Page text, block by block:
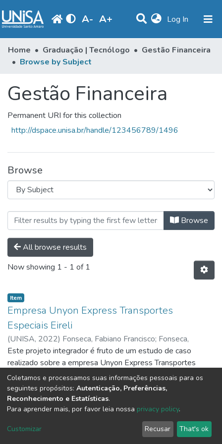
A- A+ Log In (current)
Communities & Collections
Produção Docente
Periodicals
Home Graduação | Tecnólogo
Gestão Financeira
Browse by Subject
Gestão Financeira
Permanent URI for this collection
http://dspace.unisa.br/handle/123456789/1496
Browse
Browsing Gestão Financeira by
Browse
All browse results
Now showing 1 - 1 of 1
Item
Empresa Unyon Express Transportes
Especiais Eireli
(UNISA, 2022) Fonseca, Fabiano Francisco; Fonseca,
Francine Rosseti da Silva
Este projeto integrador é fruto de um estudo de caso
realizado sobre a empresa Unyon Express Transportes
Especiais Eireli e teve como objetivo analisar a empresa de
forma sistêmica visando identificar ações adotadas ao longo
do tempo para que a empresa pudesse permanecer no
mercado de atuação em que está inserida e também buscar
espaço para crescimento nesse mercado. A empresa
analisada atua no ramo de transporte, e aplicando de forma
Show more
DSpace software copyright © 2002-2026 LYRASIS
Send Feedback
Coletamos e processamos suas informações pessoais para os
seguintes propósitos: Autenticação, Preferências,
Reconhecimento e Estatísticas.
Para aprender mais, por favor leia nossa privacy policy.
Customizar Recusar That's ok